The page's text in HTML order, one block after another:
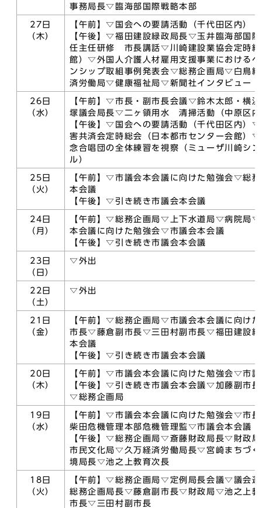
事務局長▽臨海部国際戦略本部
27日
（木）
【午前】▽国会への要請活動（千代田区内）
【午後】▽福田建設緑政局長▽玉井臨海部国
任主任研修 市長講話▽川崎建設業協会定時総
館）▽外国人介護人材雇用支援事業における
ンシップ取組事例発表会▽総務企画局▽白鳥
済労働局▽健康福祉局▽新聞社インタビュー
26日
（水）
【午前】▽市長・副市長会議▽鈴木太郎・横
塚議会局長▽二ヶ領用水 清掃活動（中原区内
【午後】▽国会への要請活動（千代田区内）
害共済会定時総会（日本都市センター会館）
念合唱団の全体練習を視察（ミューザ川崎シ
ル）
25日
（火）
【午前】▽市議会本会議に向けた勉強会▽総
本会議
【午後】▽引き続き市議会本会議
24日
（月）
【午前】▽総務企画局▽上下水道局▽病院局
本会議に向けた勉強会▽市議会本会議
【午後】▽引き続き市議会本会議
23日
（日）
▽外出
22日
（土）
▽外出
21日
（金）
【午前】▽総務企画局▽市議会本会議に向け
市長▽藤倉副市長▽三田村副市長▽福田建設
本会議
【午後】▽引き続き市議会本会議
20日
（木）
【午前】▽市議会本会議に向けた勉強会▽市
【午後】▽引き続き市議会本会議▽加藤副市
▽総務企画局
19日
（水）
【午前】▽市議会本会議に向けた勉強会▽市
柴田危機管理本部危機管理監▽市議会本会議
【午後】▽総務企画局▽斎藤財政局長▽財政
市民文化局▽久万経済労働局長▽宮崎まちづ
境局長▽池之上教育次長
18日
（火）
【午前】▽総務企画局▽定例局長会議▽議会
総務企画局長▽藤倉副市長▽財政局▽池之上
市長▽三田村副市長